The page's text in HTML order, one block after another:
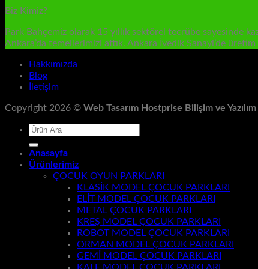
Biz Kimiz?
Park Bahçemiz olarak 15 yıllık sektörel tecrübe sayesinde
Ankara’da temellerimizi attık. Ankara İvedik Sanayi’de
Hakkımızda
Blog
İletişim
Copyright 2026 © Web Tasarım Hostprise Bilişim ve
Ara:
Anasayfa
Ürünlerimiz
ÇOCUK OYUN PARKLARI
KLASİK MODEL ÇOCUK PARKLARI
ELİT MODEL ÇOCUK PARKLARI
METAL ÇOCUK PARKLARI
KREŞ MODEL ÇOCUK PARKLARI
ROBOT MODEL ÇOCUK PARKLARI
ORMAN MODEL ÇOCUK PARKLARI
GEMİ MODEL ÇOCUK PARKLARI